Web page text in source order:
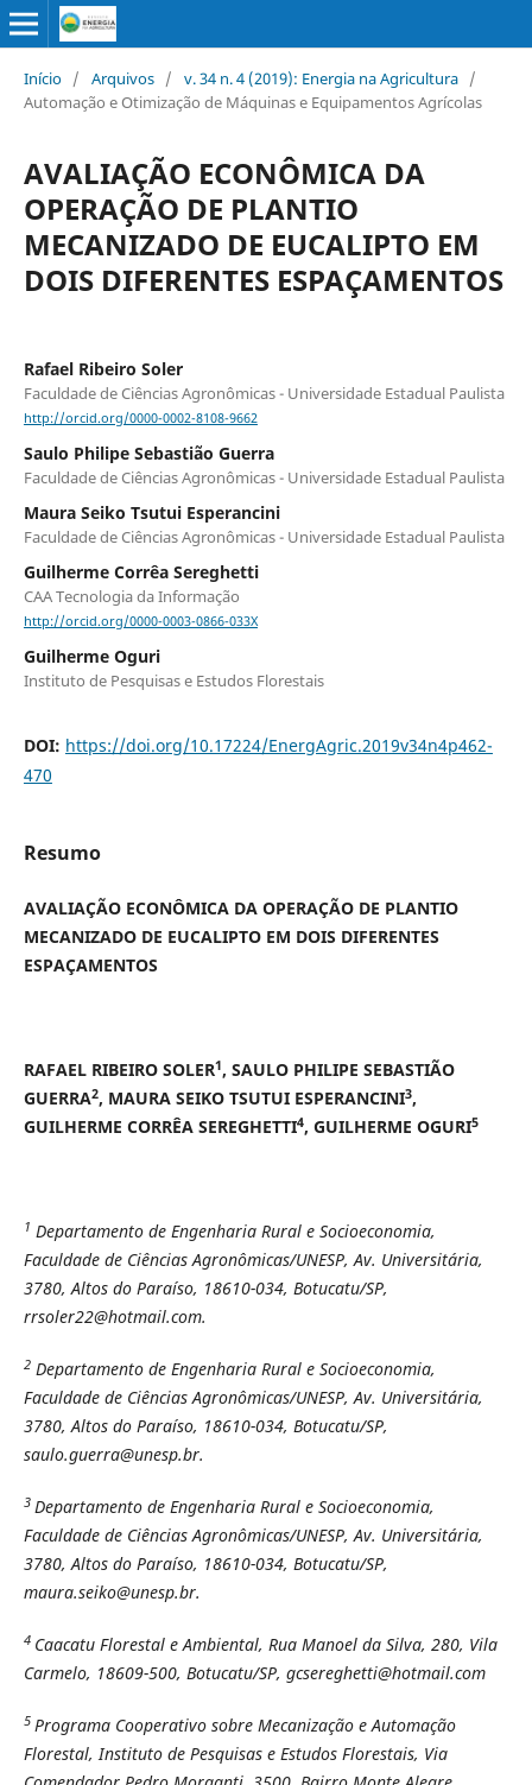
Início / Arquivos / v. 34 n. 4 (2019): Energia na Agricultura /
Automação e Otimização de Máquinas e Equipamentos Agrícolas
AVALIAÇÃO ECONÔMICA DA
OPERAÇÃO DE PLANTIO
MECANIZADO DE EUCALIPTO EM
DOIS DIFERENTES ESPAÇAMENTOS
Rafael Ribeiro Soler
Faculdade de Ciências Agronômicas - Universidade Estadual Paulista
http://orcid.org/0000-0002-8108-9662
Saulo Philipe Sebastião Guerra
Faculdade de Ciências Agronômicas - Universidade Estadual Paulista
Maura Seiko Tsutui Esperancini
Faculdade de Ciências Agronômicas - Universidade Estadual Paulista
Guilherme Corrêa Sereghetti
CAA Tecnologia da Informação
http://orcid.org/0000-0003-0866-033X
Guilherme Oguri
Instituto de Pesquisas e Estudos Florestais
DOI: https://doi.org/10.17224/EnergAgric.2019v34n4p462-
470
Resumo
AVALIAÇÃO ECONÔMICA DA OPERAÇÃO DE PLANTIO
MECANIZADO DE EUCALIPTO EM DOIS DIFERENTES
ESPAÇAMENTOS
RAFAEL RIBEIRO SOLER1, SAULO PHILIPE SEBASTIÃO
GUERRA2, MAURA SEIKO TSUTUI ESPERANCINI3,
GUILHERME CORRÊA SEREGHETTI4, GUILHERME OGURI5
1 Departamento de Engenharia Rural e Socioeconomia,
Faculdade de Ciências Agronômicas/UNESP, Av. Universitária,
3780, Altos do Paraíso, 18610-034, Botucatu/SP,
rrsoler22@hotmail.com.
2Departamento de Engenharia Rural e Socioeconomia,
Faculdade de Ciências Agronômicas/UNESP, Av. Universitária,
3780, Altos do Paraíso, 18610-034, Botucatu/SP,
saulo.guerra@unesp.br.
3 Departamento de Engenharia Rural e Socioeconomia,
Faculdade de Ciências Agronômicas/UNESP, Av. Universitária,
3780, Altos do Paraíso, 18610-034, Botucatu/SP,
maura.seiko@unesp.br.
4 Caacatu Florestal e Ambiental, Rua Manoel da Silva, 280, Vila
Carmelo, 18609-500, Botucatu/SP, gcsereghetti@hotmail.com
5 Programa Cooperativo sobre Mecanização e Automação
Florestal, Instituto de Pesquisas e Estudos Florestais, Via